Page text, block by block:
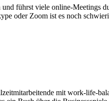
führst viele online-Meetings
oder Zoom ist es noch
mit work-life-